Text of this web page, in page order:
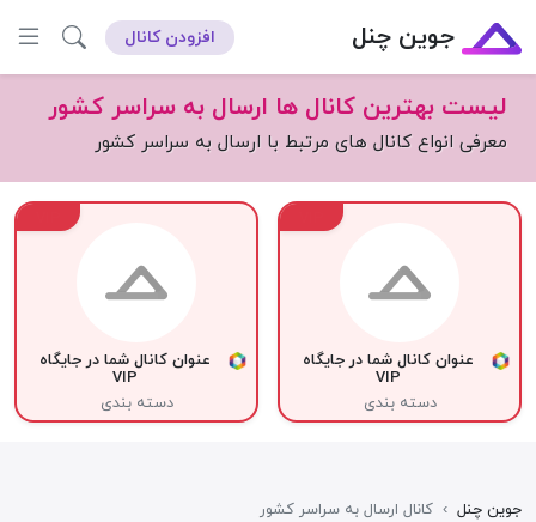
جوین چنل افزودن کانال
لیست بهترین کانال ها ارسال به سراسر کشور
معرفی انواع کانال های مرتبط با ارسال به سراسر کشور
عنوان کانال شما در جایگاه
VIP
دسته بندی
عنوان کانال شما در جایگاه
VIP
دسته بندی
جوین چنل › کانال ارسال به سراسر کشور